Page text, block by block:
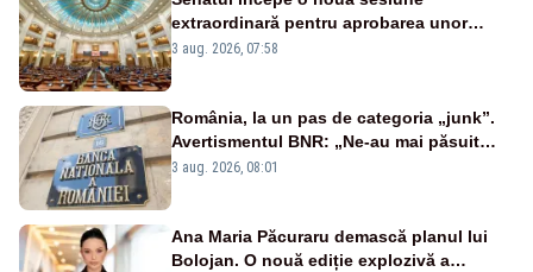
extraordinară pentru aprobarea unor
jaloane din PNRR
3 aug. 2026, 07:58
România, la un pas de categoria „junk”.
Avertismentul BNR: „Ne-au mai păsuit
pentru câteva luni”
3 aug. 2026, 08:01
Ana Maria Păcuraru demască planul lui
Bolojan. O nouă ediție explozivă a